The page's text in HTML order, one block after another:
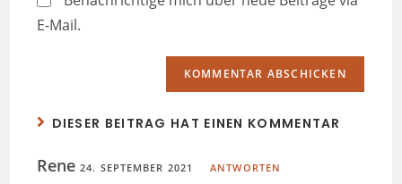
E-Mail.
DIESER BEITRAG HAT EINEN KOMMENTAR
Rene24. SEPTEMBER 2021 ANTWORTEN